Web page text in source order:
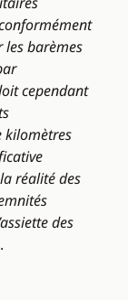
les barèmes
cependant
kilomètres
réalité des
des